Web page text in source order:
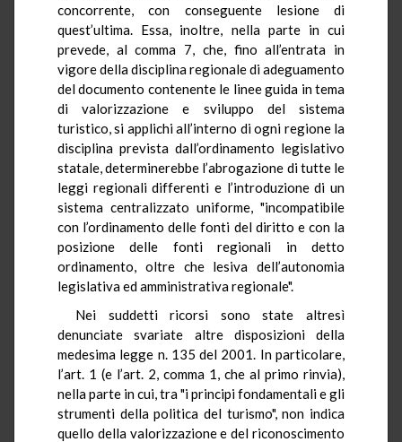
concorrente, con conseguente lesione di
quest’ultima. Essa, inoltre, nella parte in cui
prevede, al comma 7, che, fino all’entrata in
vigore della disciplina regionale di adeguamento
del documento contenente le linee guida in tema
di valorizzazione e sviluppo del sistema
turistico, si applichi all’interno di ogni regione la
disciplina prevista dall’ordinamento legislativo
statale, determinerebbe l’abrogazione di tutte le
leggi regionali differenti e l’introduzione di un
sistema centralizzato uniforme, "incompatibile
con l’ordinamento delle fonti del diritto e con la
posizione delle fonti regionali in detto
ordinamento, oltre che lesiva dell’autonomia
legislativa ed amministrativa regionale".
Nei suddetti ricorsi sono state altresì
denunciate svariate altre disposizioni della
medesima legge n. 135 del 2001. In particolare,
l’art. 1 (e l’art. 2, comma 1, che al primo rinvia),
nella parte in cui, tra "i principi fondamentali e gli
strumenti della politica del turismo", non indica
quello della valorizzazione e del riconoscimento